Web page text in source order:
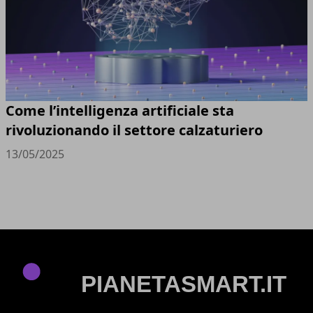
Come l’intelligenza artificiale sta
rivoluzionando il settore calzaturiero
13/05/2025